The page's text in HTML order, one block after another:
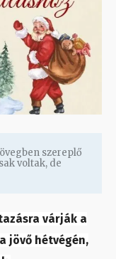
szereplő
voltak, de
várják a
jövő hétvégén,